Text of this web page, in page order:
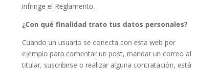
infringe el Reglamento.
¿Con qué finalidad trato tus datos personales?
Cuando un usuario se conecta con esta web por
ejemplo para comentar un post, mandar un correo al
titular, suscribirse o realizar alguna contratación, está